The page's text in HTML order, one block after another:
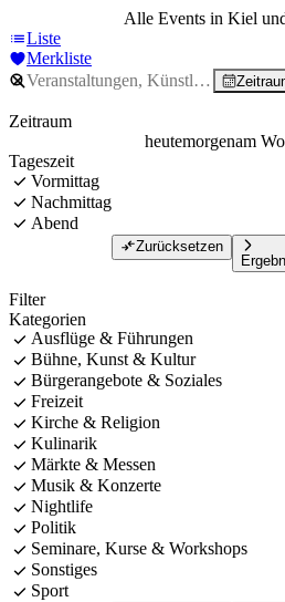
Alle Events in Kiel
Liste
Merkliste
Zeitraum
heutemorgenam
Tageszeit
Vormittag
Nachmittag
Abend
Zurücksetzen
Filter
Kategorien
Ausflüge & Führungen
Bühne, Kunst & Kultur
Bürgerangebote & Soziales
Freizeit
Kirche & Religion
Kulinarik
Märkte & Messen
Musik & Konzerte
Nightlife
Politik
Seminare, Kurse & Workshops
Sonstiges
Sport